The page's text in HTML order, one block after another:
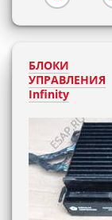
БЛОКИ
УПРАВЛЕНИЯ
Infinity